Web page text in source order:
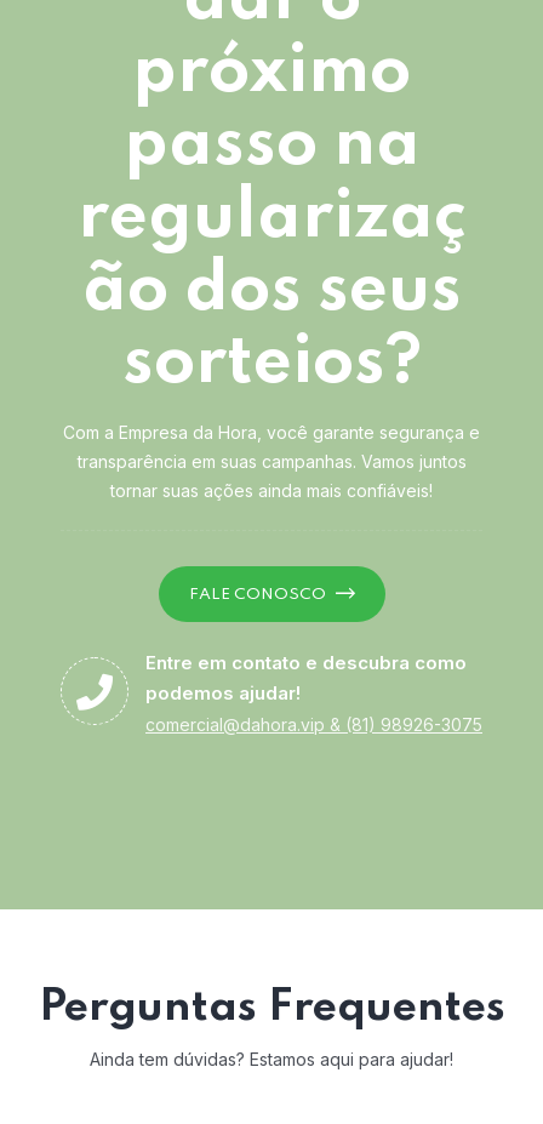
próximo
passo na
regularizaç
ão dos seus
sorteios?
Com a Empresa da Hora, você garante segurança e
transparência em suas campanhas. Vamos juntos
tornar suas ações ainda mais confiáveis!
FALE CONOSCO
Entre em contato e descubra como
podemos ajudar!
comercial@dahora.vip & (81) 98926-3075
Perguntas Frequentes
Ainda tem dúvidas? Estamos aqui para ajudar!